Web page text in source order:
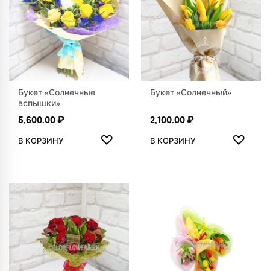
Букет «Солнечные
вспышки»
5,600.00₽
В КОРЗИНУ ♡
ДОБАВИТЬ В ИЗБРАННОЕ
Букет «Солнечный»
2,100.00₽
В КОРЗИНУ ♡